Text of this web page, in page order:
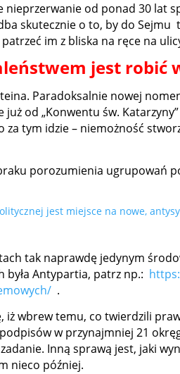
nieprzerwanie od ponad 30 lat
skutecznie o to, by do
im z bliska na ręce na
jest robić
Paradoksalnie nowej
od „Konwentu św.
za tym idzie – niemożność
porozumienia ugrupowań
jest miejsce na nowe,
tak naprawdę jedynym
Antypartia, patrz np.:
.
iż wbrew temu, co twierdzili
w przynajmniej 21
Inną sprawą jest, jaki
nieco później.